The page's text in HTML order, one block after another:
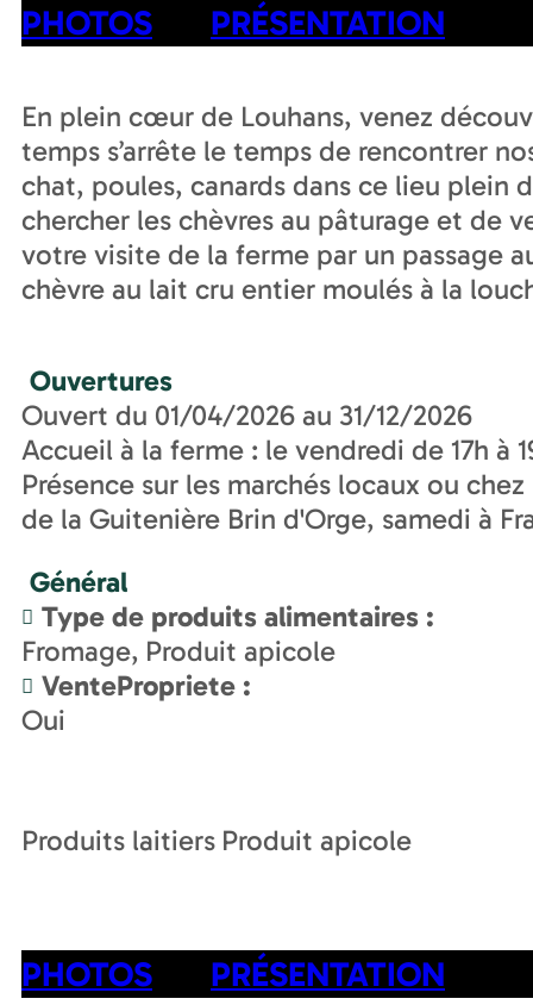
PHOTOS PRÉSENTATION
En plein cœur de Louhans, venez
temps s’arrête le temps de rencontrer
chat, poules, canards dans ce lieu plein
chercher les chèvres au pâturage et de
votre visite de la ferme par un passage
chèvre au lait cru entier moulés à la
Ouvertures
Ouvert du 01/04/2026 au 31/12/2026
Accueil à la ferme : le vendredi de 17h à
Présence sur les marchés locaux ou
de la Guitenière Brin d'Orge, samedi à
Général
Type de produits alimentaires :
Fromage Produit apicole
VentePropriete :
Oui
Produits laitiers Produit apicole
PHOTOS PRÉSENTATION